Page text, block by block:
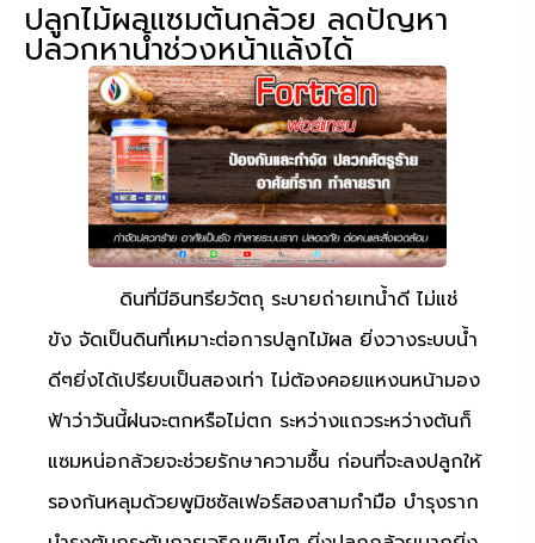
ปลูกไม้ผลแซมต้นกล้วย ลดปัญหา
ปลวกหาน้ำช่วงหน้าแล้งได้
ดินที่มีอินทรียวัตถุ ระบายถ่ายเทน้ำดี ไม่แช่
ขัง จัดเป็นดินที่เหมาะต่อการปลูกไม้ผล ยิ่งวางระบบน้ำ
ดีๆยิ่งได้เปรียบเป็นสองเท่า ไม่ต้องคอยแหงนหน้ามอง
ฟ้าว่าวันนี้ฝนจะตกหรือไม่ตก ระหว่างแถวระหว่างต้นก็
แซมหน่อกล้วยจะช่วยรักษาความชื้น ก่อนที่จะลงปลูกให้
รองก้นหลุมด้วยพูมิชซัลเฟอร์สองสามกำมือ บำรุงราก